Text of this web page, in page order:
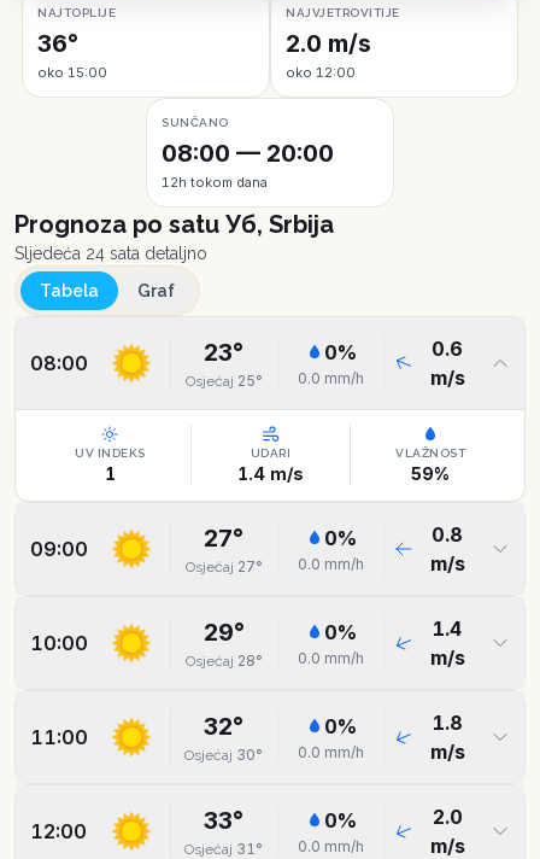
NAJTOPLIJE
36°
oko 15:00
NAJVJETROVITIJE
2.0 m/s
oko 12:00
SUNČANO
08:00 — 20:00
12h tokom dana
Prognoza po satu Уб, Srbija
Sljedeća 24 sata detaljno
Tabela
Graf
08:00 23°
Osjećaj 25°
0%
0.0 mm/h
0.6
m/s
UV INDEKS
1
UDARI
1.4m/s
VLAŽNOST
59%
09:00 27°
Osjećaj 27°
0%
0.0 mm/h
0.8
m/s
10:00 29°
Osjećaj 28°
0%
0.0 mm/h
1.4
m/s
11:00 32°
Osjećaj 30°
0%
0.0 mm/h
1.8
m/s
12:00 33°
Osjećaj 31°
0%
0.0 mm/h
2.0
m/s